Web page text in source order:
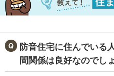
防音住宅に住んでいる
間関係は良好なのでし